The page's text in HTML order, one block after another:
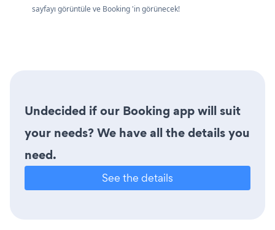
sayfayı görüntüle ve Booking 'in görünecek!
Undecided if our Booking app will suit
your needs? We have all the details you
need.
See the details